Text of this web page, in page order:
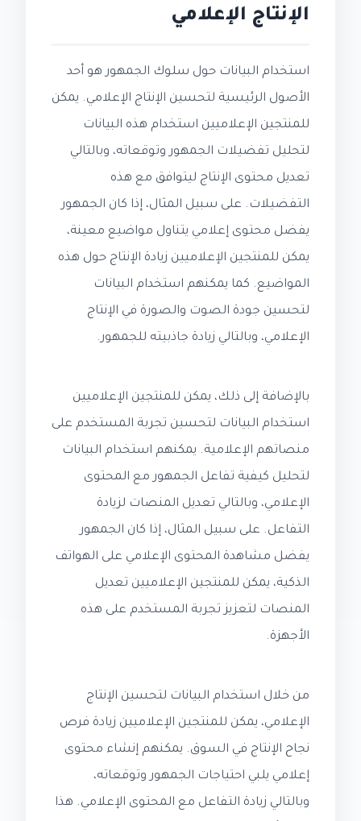
الإنتاج الإعلامي
استخدام البيانات حول سلوك الجمهور هو أحد
الأصول الرئيسية لتحسين الإنتاج الإعلامي. يمكن
للمنتجين الإعلاميين استخدام هذه البيانات
لتحليل تفضيلات الجمهور وتوقعاته، وبالتالي
تعديل محتوى الإنتاج ليتوافق مع هذه
التفضيلات. على سبيل المثال، إذا كان الجمهور
يفضل محتوى إعلامي يتناول مواضيع معينة،
يمكن للمنتجين الإعلاميين زيادة الإنتاج حول هذه
المواضيع. كما يمكنهم استخدام البيانات
لتحسين جودة الصوت والصورة في الإنتاج
الإعلامي، وبالتالي زيادة جاذبيته للجمهور.
بالإضافة إلى ذلك، يمكن للمنتجين الإعلاميين
استخدام البيانات لتحسين تجربة المستخدم على
منصاتهم الإعلامية. يمكنهم استخدام البيانات
لتحليل كيفية تفاعل الجمهور مع المحتوى
الإعلامي، وبالتالي تعديل المنصات لزيادة
التفاعل. على سبيل المثال، إذا كان الجمهور
يفضل مشاهدة المحتوى الإعلامي على الهواتف
الذكية، يمكن للمنتجين الإعلاميين تعديل
المنصات لتعزيز تجربة المستخدم على هذه
الأجهزة.
من خلال استخدام البيانات لتحسين الإنتاج
الإعلامي، يمكن للمنتجين الإعلاميين زيادة فرص
نجاح الإنتاج في السوق. يمكنهم إنشاء محتوى
إعلامي يلبي احتياجات الجمهور وتوقعاته،
وبالتالي زيادة التفاعل مع المحتوى الإعلامي. هذا